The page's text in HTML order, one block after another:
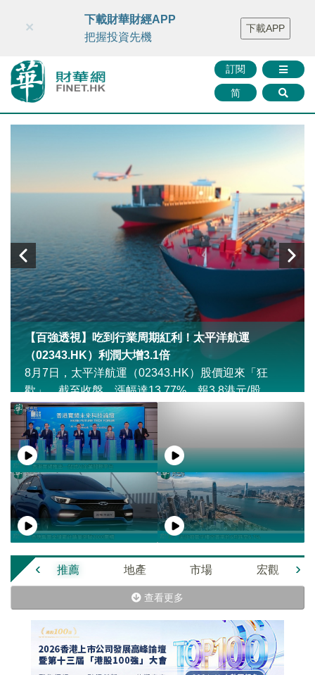
財華智庫網 FINTV FINMETA 財華證券 媒體矩陣
智庫沙龍
聯絡我們
訂閱
简
×
下載財華財經APP
把握投資先機
下載APP
【百強透視】吃到行業周期紅利！太平洋航運
（02343.HK）利潤大增3.1倍
8月7日，太平洋航運（02343.HK）股價迎來「狂
歡」，截至收盤，漲幅達13.77%，報3.8港元/股。
推薦 地產 市場 宏觀
‹ ›
查看更多